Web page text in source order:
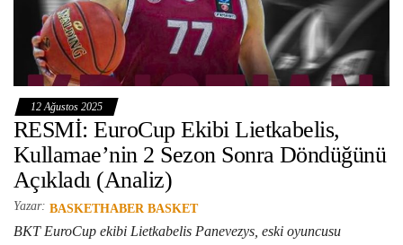
12 Ağustos 2025
RESMİ: EuroCup Ekibi Lietkabelis,
Kullamae’nin 2 Sezon Sonra Döndüğünü
Açıkladı (Analiz)
Yazar: BASKETHABER BASKET
BKT EuroCup ekibi Lietkabelis Panevezys, eski oyuncusu